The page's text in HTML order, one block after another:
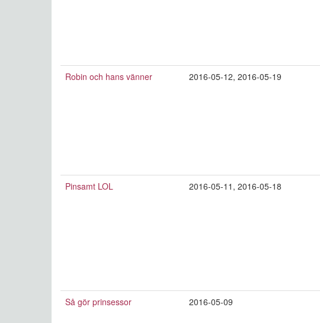
Robin och hans vänner 2016-05-12, 2016-05-19
Pinsamt LOL 2016-05-11 , 2016-05-18
Så gör prinsessor 2016-05-09